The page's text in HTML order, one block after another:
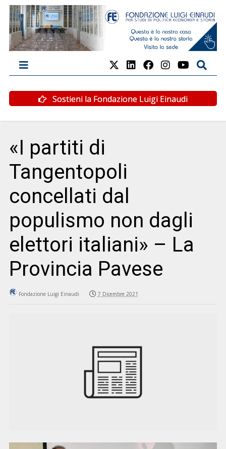
Sostieni la Fondazione Luigi Einaudi
«I partiti di
Tangentopoli
concellati dal
populismo non dagli
elettori italiani» – La
Provincia Pavese
Fondazione Luigi Einaudi 7 Dicembre 2021